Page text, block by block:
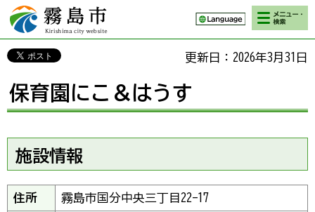
霧島市 Kirishima
city website
検索・メニ
ュー
更新日：2026年3月31日
保育園にこ＆はうす
施設情報
住所 霧島市国分中央三丁目22-17